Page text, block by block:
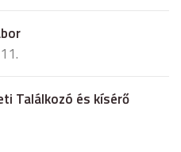
Találkozó és kísérő